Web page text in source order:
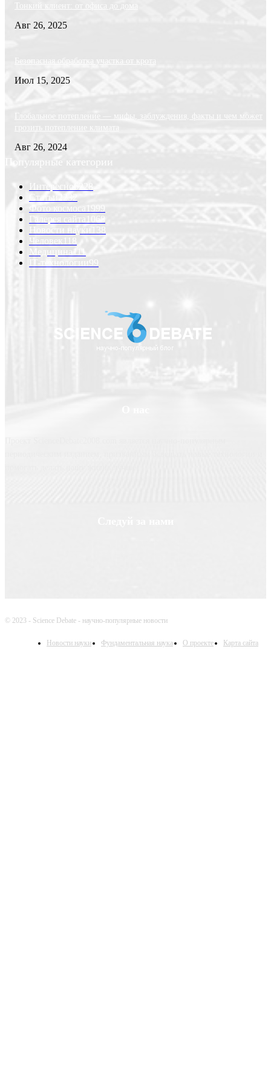
Тонкий клиент: от офиса до дома
Авг 26, 2025
Безопасная обработка участка от крота
Июл 15, 2025
Глобальное потепление — мифы, заблуждения, факты и чем может
грозить потепление климата
Авг 26, 2024
Популярные категории
Интересно
Статьи
Фото космоса
1999
Галерея сайта 1068
Новости науки
Человек
Медицина
IT-технологии99
© 2023 - Science Debate - научно-популярные новости
Новости науки Фундаментальная наука О проекте Карта сайта